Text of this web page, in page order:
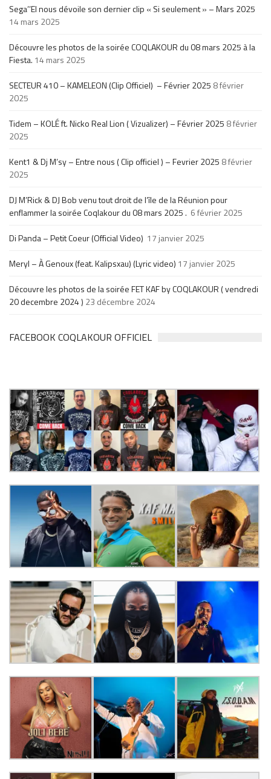
Sega’’El nous dévoile son dernier clip « Si seulement » – Mars 2025
14 mars 2025
Découvre les photos de la soirée COQLAKOUR du 08 mars 2025 à la
Fiesta. 14 mars 2025
SECTEUR 410 – KAMELEON (Clip Officiel) – Février 2025 8 février
2025
Tidem – KOLÉ ft. Nicko Real Lion ( Vizualizer) – Février 2025 8 février
2025
Kent1 & Dj M’sy – Entre nous ( Clip officiel ) – Fevrier 2025 8 février
2025
DJ M’Rick & DJ Bob venu tout droit de l’île de la Réunion pour
enflammer la soirée Coqlakour du 08 mars 2025 . 6 février 2025
Di Panda – Petit Coeur (Official Video) 17 janvier 2025
Meryl – À Genoux (feat. Kalipsxau) (Lyric video) 17 janvier 2025
Découvre les photos de la soirée FET KAF by COQLAKOUR ( vendredi
20 decembre 2024 ) 23 décembre 2024
FACEBOOK COQLAKOUR OFFICIEL